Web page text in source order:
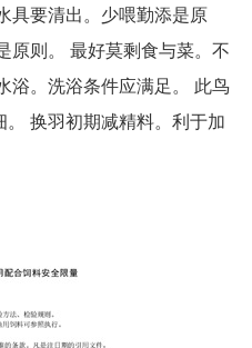
具要清出。少喂勤添是原
原则。 最好莫剩食与菜。不
浴。洗浴条件应满足。 此鸟
换羽初期减精料。利于加